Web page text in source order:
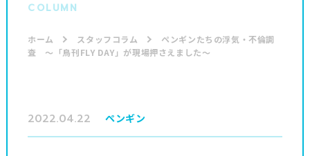
COLUMN
ホーム スタッフコラム
ペンギンたちの浮気・不倫調
査 ～「鳥刊FLY DAY」が現場押さえました～
2022.04.22 ペンギン